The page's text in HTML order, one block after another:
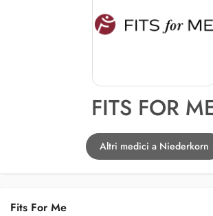
FITS FOR
Altri medici a Niederkorn
Fits For Me